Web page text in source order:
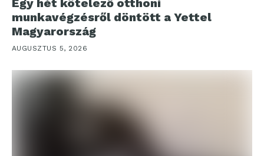
Egy hét kötelező otthoni
munkavégzésről döntött a Yettel
Magyarország
AUGUSZTUS 5, 2026